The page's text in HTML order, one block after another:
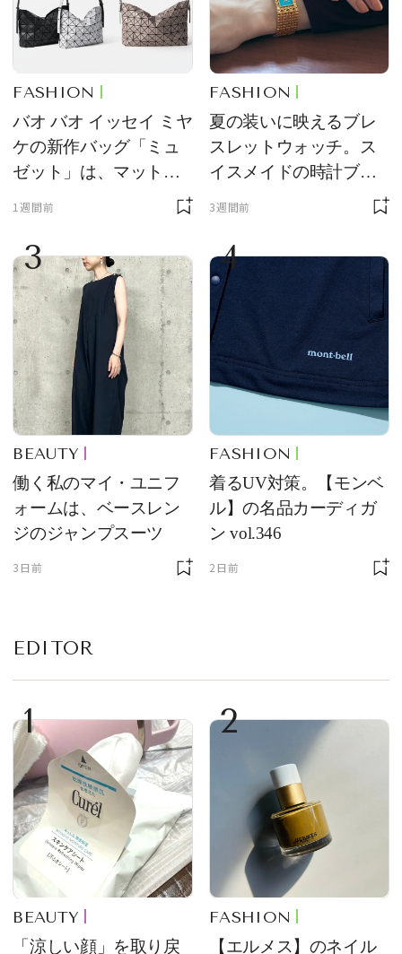
FASHION
バオ バオ イッセイ ミヤ
ケの新作バッグ「ミュ
ゼット」は、マットな
1週間前
FASHION
夏の装いに映えるブレ
スレットウォッチ。ス
イスメイドの時計ブラ
ンド【フレデリック・
をレビュー。【それい
け！ 良品ハンター】
3週間前
3
BEAUTY
働く私のマイ・ユニフ
ォームは、ベースレン
ジのジャンプスーツ
3日前
4
FASHION
着るUV対策。【モンベ
ル】の名品カーディガ
ン vol.346
2日前
EDITOR
1
BEAUTY
「涼しい顔」を取り戻
2
FASHION
【エルメス】のネイル